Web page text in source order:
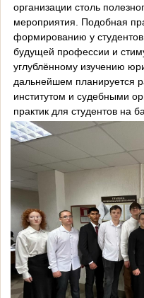
организации столь
мероприятия. Подобная
формированию у
будущей профессии и
углублённому изучению
дальнейшем планируется
институтом и судебными
практик для студентов на